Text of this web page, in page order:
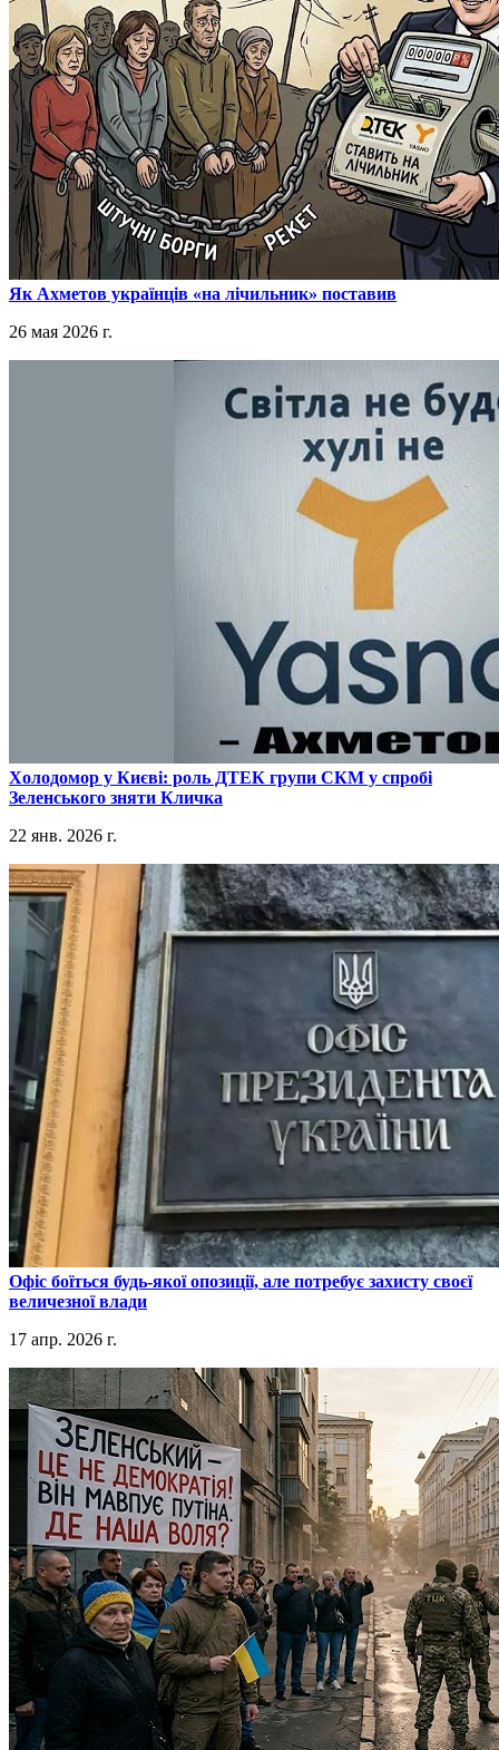
​Як Ахметов українців «на лічильник» поставив
26 мая 2026 г.
​Холодомор у Києві: роль ДТЕК групи СКМ у спробі
Зеленського зняти Кличка
22 янв. 2026 г.
​Офіс боїться будь-якої опозиції, але потребує захисту своєї
величезної влади
17 апр. 2026 г.